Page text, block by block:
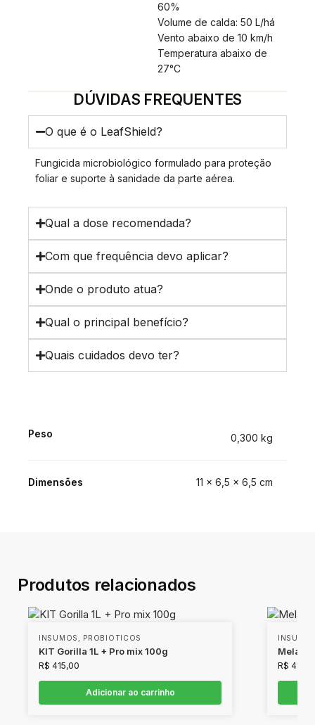
60%
Volume de calda: 50 L/há
Vento abaixo de 10 km/h
Temperatura abaixo de
27°C
DÚVIDAS FREQUENTES
O que é o LeafShield?
Fungicida microbiológico formulado para proteção
foliar e suporte à sanidade da parte aérea.
Qual a dose recomendada?
Com que frequência devo aplicar?
Onde o produto atua?
Qual o principal benefício?
Quais cuidados devo ter?
Peso 0,300 kg
Dimensões 11 × 6,5 × 6,5 cm
Produtos relacionados
INSUMOS PROBIOTICOS
KIT Gorilla 1L + Pro mix 100g
R$ 415,00
Adicionar ao carrinho
Melaço
R$ 49,90